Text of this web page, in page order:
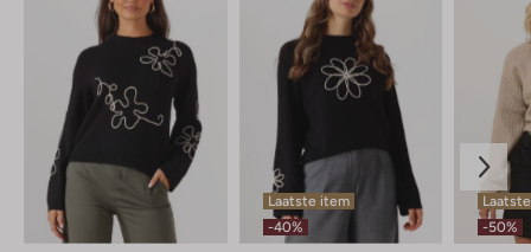
Laatste item
-40%
-50%